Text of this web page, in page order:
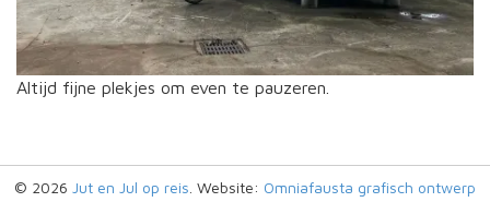
Altijd fijne plekjes om even te pauzeren.
© 2026 Jut en Jul op reis . Website: Omniafausta grafisch ontwerp